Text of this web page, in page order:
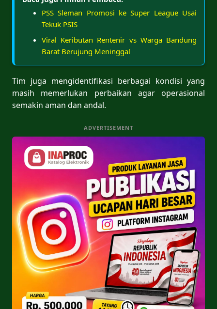
PSS Sleman Promosi ke Super League Usai
Tekuk PSIS
Viral Keributan Rentenir vs Warga Bandung
Barat Berujung Meninggal
Tim juga mengidentifikasi berbagai kondisi yang
masih memerlukan perbaikan agar operasional
semakin aman dan andal.
ADVERTISEMENT